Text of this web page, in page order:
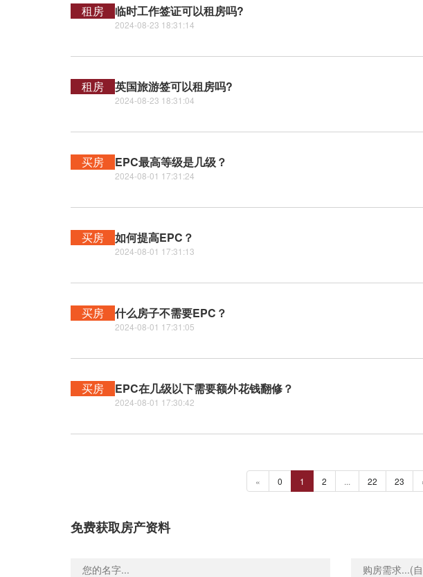
租房 临时工作签证可以租房吗?
2024-08-23 18:31:14
租房 英国旅游签可以租房吗?
2024-08-23 18:31:04
买房 EPC最高等级是几级？
2024-08-01 17:31:24
买房 如何提高EPC？
2024-08-01 17:31:13
买房 什么房子不需要EPC？
2024-08-01 17:31:05
买房 EPC在几级以下需要额外花钱翻修？
2024-08-01 17:30:42
« 0 1 2 ... 22 23
免费获取房产资料